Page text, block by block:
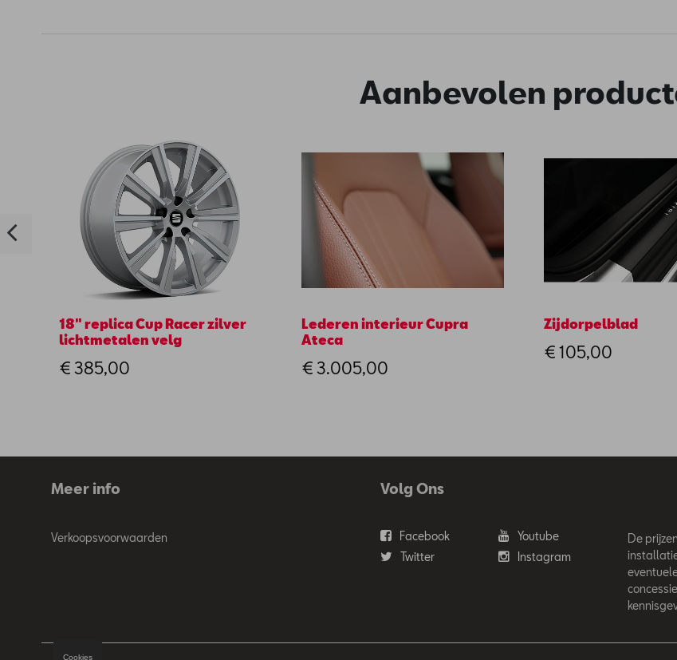
Aanbevolen
18" replica Cup Racer zilver
lichtmetalen velg
€ 385,00
Lederen interieur Cupra
Ateca
€ 3.005,00
Zijdorpelblad
€ 105,00
Meer info
Verkoopsvoorwaarden
Volg Ons
Facebook
Youtube
Twitter
Instagram
De
Cookies